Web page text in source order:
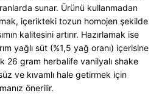
sunar. Ürünü kullanmadan
içerikteki tozun homojen şekilde
kalitesini artırır. Hazırlamak ise
yağlı süt (%1,5 yağ oranı) içerisine
26 gram herbalife vanilyalı shake
ve kıvamlı hale getirmek için
önerilir.